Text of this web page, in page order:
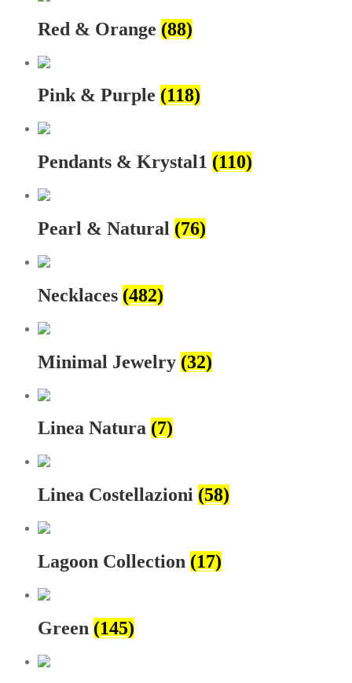
Red & Orange (88)
Pink & Purple (118)
Pendants & Krystal1 (110)
Pearl & Natural (76)
Necklaces (482)
Minimal Jewelry (32)
Linea Natura (7)
Linea Costellazioni (58)
Lagoon Collection (17)
Green (145)